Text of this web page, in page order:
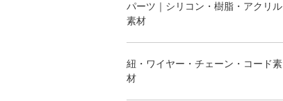
パーツ｜シリコン・樹脂・アクリル
素材
紐・ワイヤー・チェーン・コード素
材